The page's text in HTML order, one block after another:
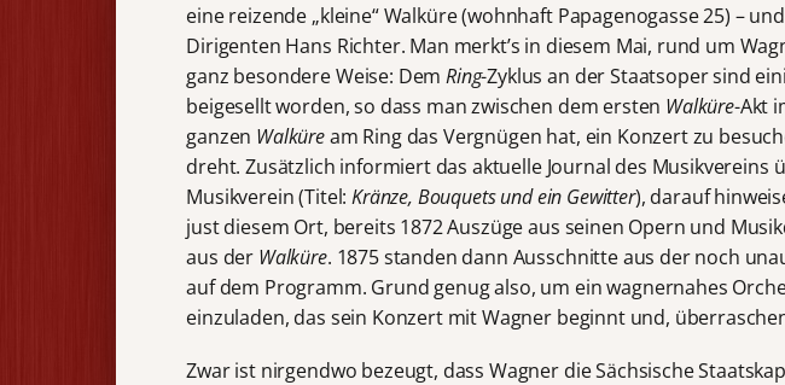
eine reizende „kleine“ Walküre (wohnhaft Papagenogasse 25) –
Dirigenten Hans Richter. Man merkt’s in diesem Mai, rund um
ganz besondere Weise: DemRing-Zyklus an der Staatsoper sind
beigesellt worden, so dass man zwischen dem ersten Walküre-Akt
ganzen Walküream Ring das Vergnügen hat, ein Konzert zu
dreht. Zusätzlich informiert das aktuelle Journal des Musikvereins
Musikverein (Titel:Kränze, Bouquets und ein Gewitter), darauf
just diesem Ort, bereits 1872 Auszüge aus seinen Opern und
aus der Walküre. 1875 standen dann Ausschnitte aus der noch
auf dem Programm. Grund genug also, um ein wagnernahes
einzuladen, das sein Konzert mit Wagner beginnt und,
Zwar ist nirgendwo bezeugt, dass Wagner die Sächsische